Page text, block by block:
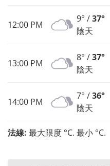
12:00 PM
9° /37°
陰天
13:00 PM
8° /37°
陰天
14:00 PM
7° /36°
陰天
法線: 最大限度 °C. 最小 °C.